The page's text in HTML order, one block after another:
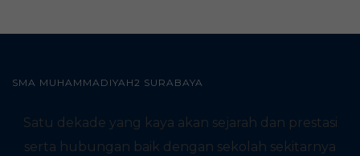
SMA MUHAMMADIYAH2 SURABAYA
Satu dekade yang kaya akan sejarah dan prestasi
serta hubungan baik dengan sekolah sekitarnya